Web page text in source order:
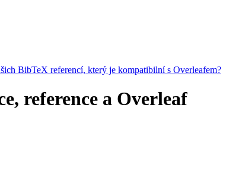
BibTeX referencí, který je kompatibilní s Overleafem?
reference a Overleaf